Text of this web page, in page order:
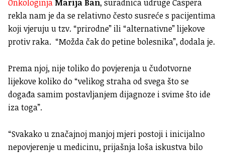
Onkologinja Marija Ban, suradnica udruge Caspera
rekla nam je da se relativno često susreće s pacijentima
koji vjeruju u tzv. “prirodne” ili “alternativne” lijekove
protiv raka. “Možda čak do petine bolesnika”, dodala je.
Prema njoj, nije toliko do povjerenja u čudotvorne
lijekove koliko do “velikog straha od svega što se
događa samim postavljanjem dijagnoze i svime što ide
iza toga”.
“Svakako u značajnoj manjoj mjeri postoji i inicijalno
nepovjerenje u medicinu, prijašnja loša iskustva bilo